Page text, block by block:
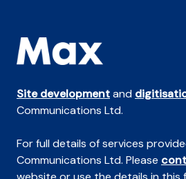
Site developmentand
Communications Ltd.
For full details of services
Communications Ltd. Please